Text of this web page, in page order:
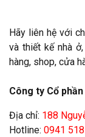
Hãy liên hệ với
và thiết kế nhà
hàng, shop, cửa
Công ty Cổ
Địa chỉ: 188
Hotline: 0941